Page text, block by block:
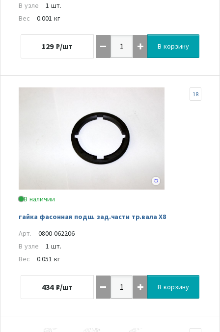
В узле
1 шт.
Вес
0.001 кг
129 ₽/шт В корзину
В наличии
гайка фасонная подш. зад.части тр.вала Х8
18
Арт.
0800-062206
В узле
1 шт.
Вес
0.051 кг
434 ₽/шт В корзину